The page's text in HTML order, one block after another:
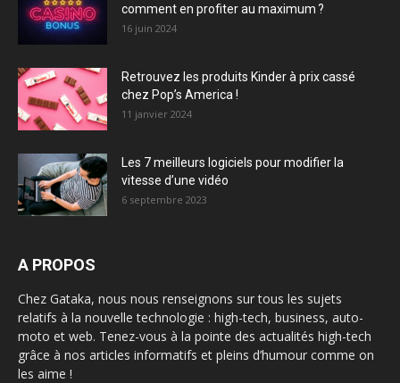
comment en profiter au maximum ?
16 juin 2024
Retrouvez les produits Kinder à prix cassé
chez Pop’s America !
11 janvier 2024
Les 7 meilleurs logiciels pour modifier la
vitesse d’une vidéo
6 septembre 2023
A PROPOS
Chez Gataka, nous nous renseignons sur tous les sujets
relatifs à la nouvelle technologie : high-tech, business, auto-
moto et web. Tenez-vous à la pointe des actualités high-tech
grâce à nos articles informatifs et pleins d’humour comme on
les aime !